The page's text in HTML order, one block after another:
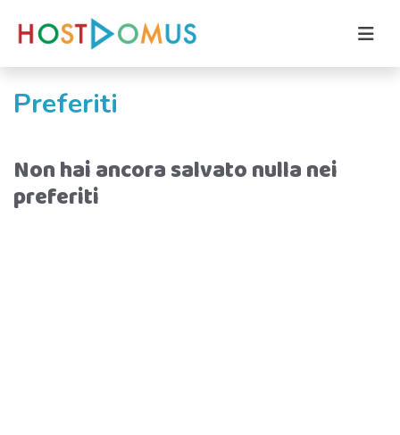
Preferiti
Non hai ancora salvato nulla nei
preferiti